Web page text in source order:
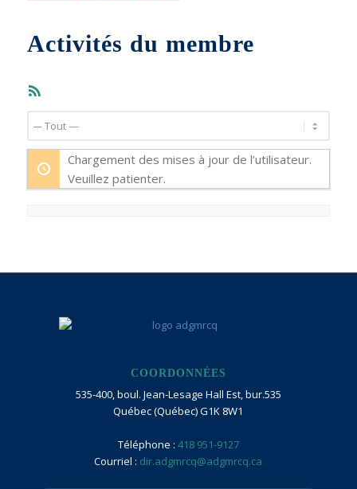
Activités du membre
Flux
Afficher
par
activité:
Chargement des mises à jour de l’utilisateur.
Veuillez patienter.
COORDONNÉES
535-400, boul. Jean-Lesage Hall Est, bur.535
Québec (Québec) G1K 8W1
Téléphone : 418 951-9127
Courriel : dir.adgmrcq@adgmrcq.ca